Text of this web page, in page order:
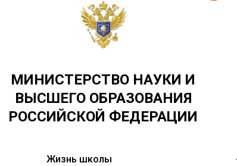
МИНИСТЕРСТВО НАУКИ И
ВЫСШЕГО ОБРАЗОВАНИЯ
РОССИЙСКОЙ ФЕДЕРАЦИИ
Жизнь школы